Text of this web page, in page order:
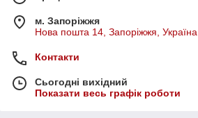
м. Запоріжжя
Нова пошта 14, Запоріжжя, Україна
Контакти
Сьогодні вихідний
Показати весь графік роботи